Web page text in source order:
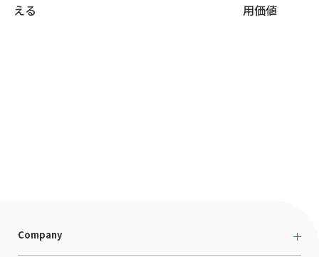
える
用価値
Company